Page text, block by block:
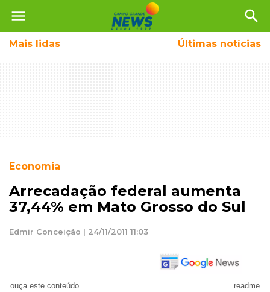
menu search
Mais lidas Últimas notícias
Economia
Arrecadação federal aumenta
37,44% em Mato Grosso do Sul
Edmir Conceição | 24/11/2011 11:03
ouça este conteúdo readme